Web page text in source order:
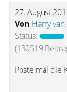
27. August
Von Harry van
Status:
(130519
Poste mal die